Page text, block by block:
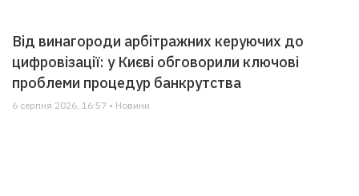
Від винагороди арбітражних керуючих до
цифровізації: у Києві обговорили ключові
проблеми процедур банкрутства
6 серпня 2026, 16:57 • Новини